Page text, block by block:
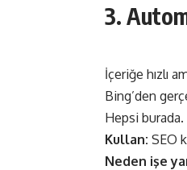
3.
İçeriğe hızlı
Bing’den
Hepsi burada.
Kullan: SEO
Neden işe